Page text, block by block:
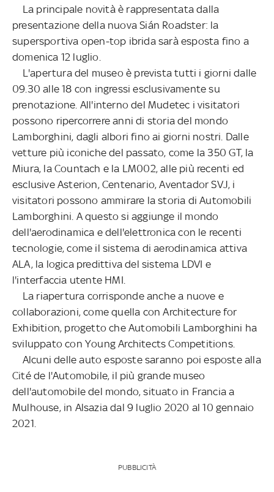
La principale novità è rappresentata dalla
presentazione della nuova Sián Roadster: la
supersportiva open-top ibrida sarà esposta fino a
domenica 12 luglio.
L'apertura del museo è prevista tutti i giorni dalle
09.30 alle 18 con ingressi esclusivamente su
prenotazione. All'interno del Mudetec i visitatori
possono ripercorrere anni di storia del mondo
Lamborghini, dagli albori fino ai giorni nostri. Dalle
vetture più iconiche del passato, come la 350 GT, la
Miura, la Countach e la LM002, alle più recenti ed
esclusive Asterion, Centenario, Aventador SVJ, i
visitatori possono ammirare la storia di Automobili
Lamborghini. A questo si aggiunge il mondo
dell'aerodinamica e dell'elettronica con le recenti
tecnologie, come il sistema di aerodinamica attiva
ALA, la logica predittiva del sistema LDVI e
l'interfaccia utente HMI.
La riapertura corrisponde anche a nuove e
collaborazioni, come quella con Architecture for
Exhibition, progetto che Automobili Lamborghini ha
sviluppato con Young Architects Competitions.
Alcuni delle auto esposte saranno poi esposte alla
Cité de l'Automobile, il più grande museo
dell'automobile del mondo, situato in Francia a
Mulhouse, in Alsazia dal 9 luglio 2020 al 10 gennaio
2021.
PUBBLICITÀ